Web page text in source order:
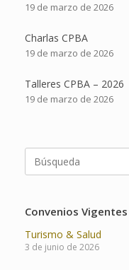
19 de marzo de 2026
Charlas CPBA
19 de marzo de 2026
Talleres CPBA – 2026
19 de marzo de 2026
Buscar:
Convenios Vigentes
Turismo & Salud
3 de junio de 2026